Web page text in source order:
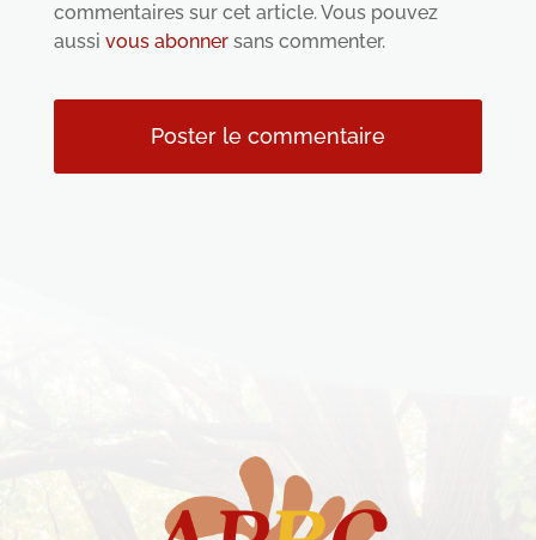
commentaires sur cet article. Vous pouvez
aussi vous abonnersans commenter.